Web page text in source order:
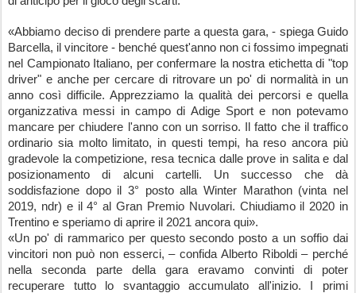
«Abbiamo deciso di prendere parte a questa gara, - spiega Guido
Barcella, il vincitore - benché quest'anno non ci fossimo impegnati
nel Campionato Italiano, per confermare la nostra etichetta di "top
driver" e anche per cercare di ritrovare un po' di normalità in un
anno così difficile. Apprezziamo la qualità dei percorsi e quella
organizzativa messi in campo di Adige Sport e non potevamo
mancare per chiudere l'anno con un sorriso. Il fatto che il traffico
ordinario sia molto limitato, in questi tempi, ha reso ancora più
gradevole la competizione, resa tecnica dalle prove in salita e dal
posizionamento di alcuni cartelli. Un successo che dà
soddisfazione dopo il 3° posto alla Winter Marathon (vinta nel
2019, ndr) e il 4° al Gran Premio Nuvolari. Chiudiamo il 2020 in
Trentino e speriamo di aprire il 2021 ancora qui».
«Un po' di rammarico per questo secondo posto a un soffio dai
vincitori non può non esserci, – confida Alberto Riboldi – perché
nella seconda parte della gara eravamo convinti di poter
recuperare tutto lo svantaggio accumulato all'inizio. I primi